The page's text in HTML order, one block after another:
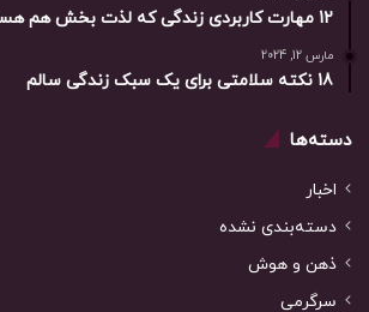
12 مهارت کاربردی زندگی که لذت بخش هم هستند
مارس 12, 2024
18 نکته سلامتی برای یک سبک زندگی سالم
دسته‌ها
اخبار
دسته‌بندی نشده
ذهن و هوش
سرگرمی